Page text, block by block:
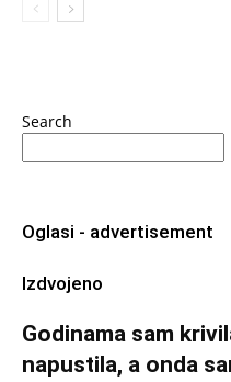
Search
Oglasi - advertisement
Izdvojeno
Godinama sam
napustila, a onda